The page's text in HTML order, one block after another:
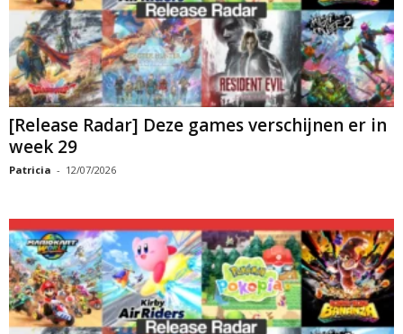
[Release Radar] Deze games verschijnen er in
week 29
Patricia - 12/07/2026